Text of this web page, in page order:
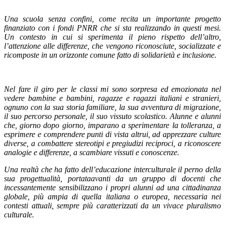
Una scuola senza confini, come recita un importante progetto
finanziato con i fondi PNRR che si sta realizzando in questi mesi.
Un contesto in cui si sperimenta il pieno rispetto dell’altro,
l’attenzione alle differenze, che vengono riconosciute, socializzate e
ricomposte in un orizzonte comune fatto di solidarietà e inclusione.
Nel fare il giro per le classi mi sono sorpresa ed emozionata nel
vedere bambine e bambini, ragazze e ragazzi italiani e stranieri,
ognuno con la sua storia familiare, la sua avventura di migrazione,
il suo percorso personale, il suo vissuto scolastico. Alunne e alunni
che, giorno dopo giorno, imparano a sperimentare la tolleranza, a
esprimere e comprendere punti di vista altrui, ad apprezzare culture
diverse, a combattere stereotipi e pregiudizi reciproci, a riconoscere
analogie e differenze, a scambiare vissuti e conoscenze.
Una realtà che ha fatto dell’educazione interculturale il perno della
sua progettualità, portataavanti da un gruppo di docenti che
incessantemente sensibilizzano i propri alunni ad una cittadinanza
globale, più ampia di quella italiana o europea, necessaria nei
contesti attuali, sempre più caratterizzati da un vivace pluralismo
culturale.